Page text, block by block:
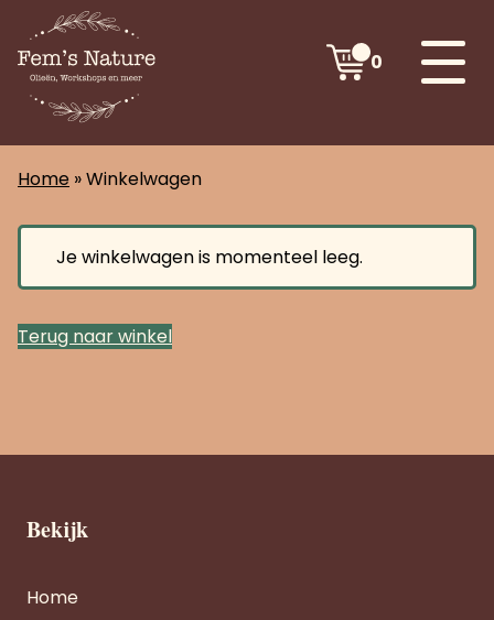
0
Home »Winkelwagen
Je winkelwagen is momenteel leeg.
Terug naar winkel
Bekijk
Home